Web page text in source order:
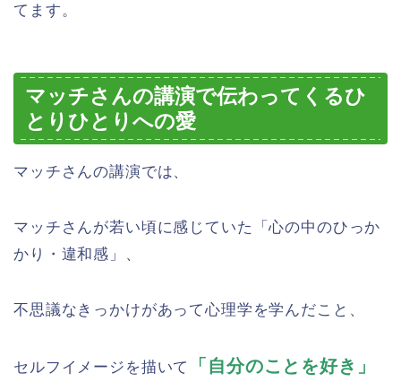
てます。
マッチさんの講演で伝わってくるひ
とりひとりへの愛
マッチさんの講演では、
マッチさんが若い頃に感じていた「心の中のひっか
かり・違和感」、
不思議なきっかけがあって心理学を学んだこと、
セルフイメージを描いて
「自分のことを好き」